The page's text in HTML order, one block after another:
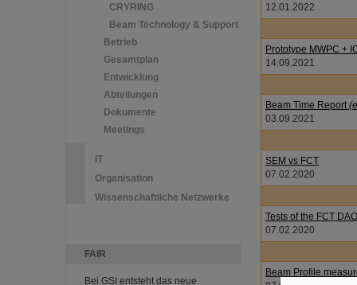
CRYRING
Beam Technology & Support
Betrieb
Gesamtplan
Entwicklung
Abteilungen
Dokumente
Meetings
IT
Organisation
Wissenschaftliche Netzwerke
FAIR
Bei GSI entsteht das neue
12.01.2022
Prototype MWPC +
14.09.2021
Beam Time Report
03.09.2021
SEM vs FCT
07.02.2020
Tests of the FCT
07.02.2020
Beam Profile